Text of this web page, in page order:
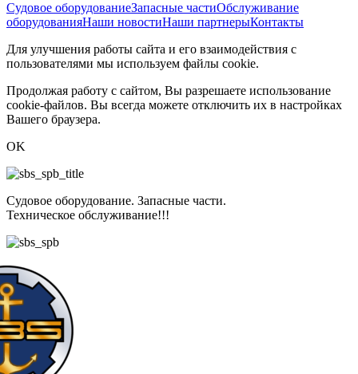
Судовое оборудованиеЗапасные частиОбслуживание
оборудованияНаши новостиНаши партнерыКонтакты
Для улучшения работы сайта и его взаимодействия с
пользователями мы используем файлы cookie.
Продолжая работу с сайтом, Вы разрешаете использование
cookie-файлов. Вы всегда можете отключить их в настройках
Вашего браузера.
OK
Судовое оборудование. Запасные части.
Техническое обслуживание!!!